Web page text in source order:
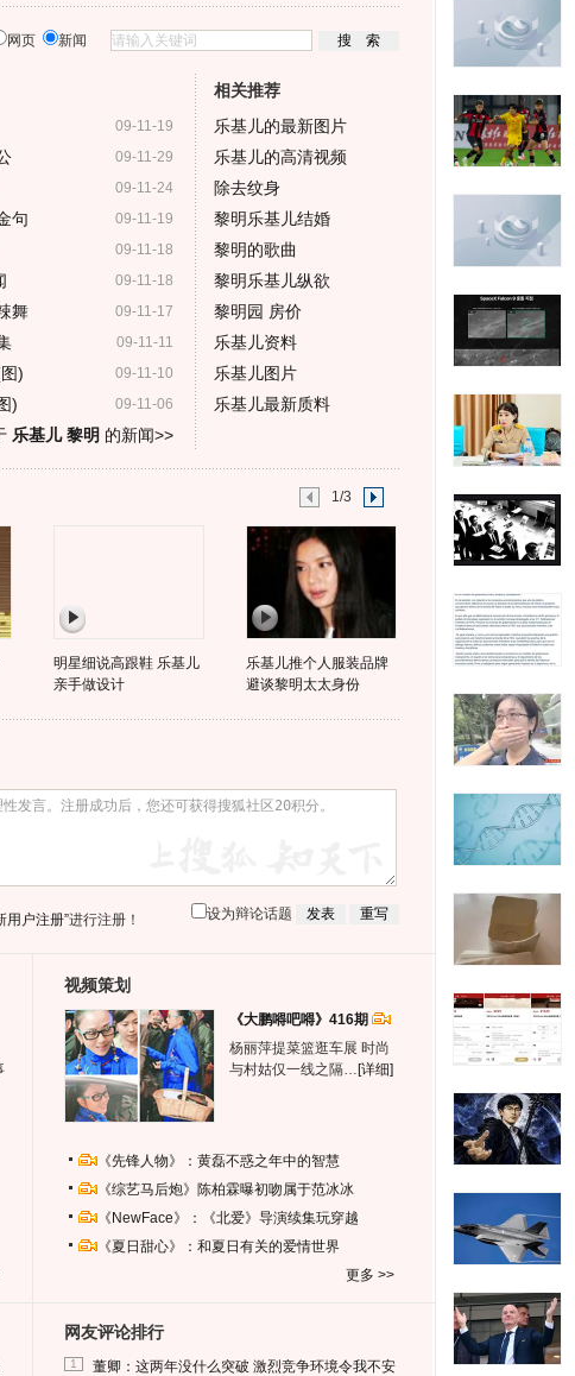
网页 新闻
09-11-19
09-11-29
09-11-24
09-11-19
句
09-11-18
09-11-18
09-11-17
舞
09-11-11
09-11-10
)
09-11-06
)
乐基儿 黎明 的新闻>>
相关推荐
乐基儿的最新图片
乐基儿的高清视频
除去纹身
黎明乐基儿结婚
黎明的歌曲
黎明乐基儿纵欲
黎明园 房价
乐基儿资料
乐基儿图片
乐基儿最新质料
1/3
明星细说高跟鞋 乐基儿
亲手做设计
乐基儿推个人服装品牌
避谈黎明太太身份
用户注册”进行注册！ 设为辩论话题
视频策划
《大鹏嘚吧嘚》416期
杨丽萍提菜篮逛车展 时尚
与村姑仅一线之隔… [详细]
《先锋人物》：黄磊不惑之年中的智慧
《综艺马后炮》陈柏霖曝初吻属于范冰冰
《NewFace》：《北爱》导演续集玩穿越
《夏日甜心》：和夏日有关的爱情世界
更多 >>
网友评论排行
1 董卿：这两年没什么突破 激烈竞争环境令我不安